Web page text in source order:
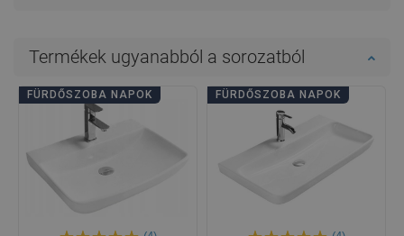
Termékek ugyanabból a sorozatból
FÜRDŐSZOBA NAPOK FÜRDŐSZOBA NAPOK